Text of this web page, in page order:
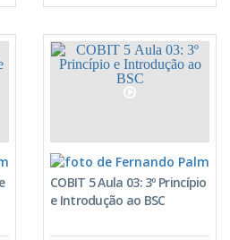
Fernando Palma
COBIT 5 Aula 03: 3º Princípio
e Introdução ao BSC